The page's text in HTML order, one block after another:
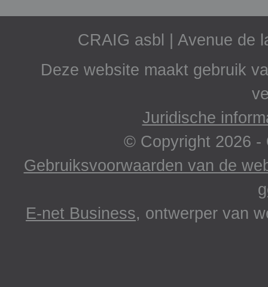
CRAIG asbl | Avenue de
Deze website maakt gebruik
Juridische
© Copyright 2026 -
Gebruiksvoorwaarden van de
E-net Business, ontwerper van